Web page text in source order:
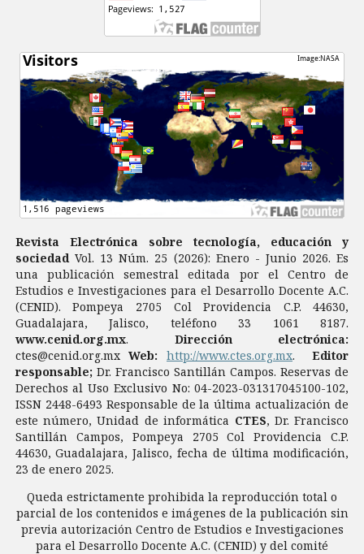
Revista Electrónica sobre tecnología, educación y
sociedad Vol. 13 Núm. 25 (2026): Enero - Junio 2026. Es
una publicación semestral editada por el Centro de
Estudios e Investigaciones para el Desarrollo Docente A.C.
(CENID). Pompeya 2705 Col Providencia C.P. 44630,
Guadalajara, Jalisco, teléfono 33 1061 8187.
www.cenid.org.mx. Dirección electrónica:
ctes@cenid.org.mxWeb: http://www.ctes.org.mx. Editor
responsable; Dr. Francisco Santillán Campos. Reservas de
Derechos al Uso Exclusivo No: 04-2023-031317045100-102,
ISSN 2448-6493 Responsable de la última actualización de
este número, Unidad de informática CTES, Dr. Francisco
Santillán Campos, Pompeya 2705 Col Providencia C.P.
44630, Guadalajara, Jalisco, fecha de última modificación,
23 de enero 2025.
Queda estrictamente prohibida la reproducción total o
parcial de los contenidos e imágenes de la publicación sin
previa autorización Centro de Estudios e Investigaciones
para el Desarrollo Docente A.C. (CENID) y del comité